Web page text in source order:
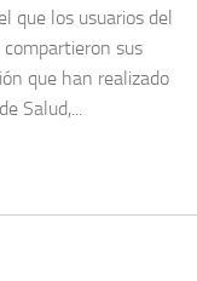
que los usuarios del
compartieron sus
que han realizado
Salud,...